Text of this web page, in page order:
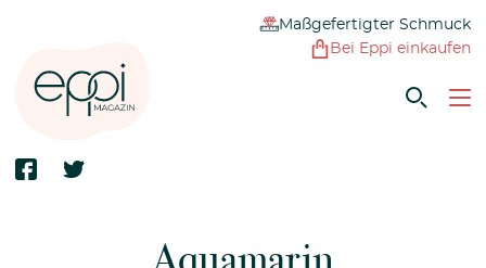
Maßgefertigter Schmuck
Bei Eppi einkaufen